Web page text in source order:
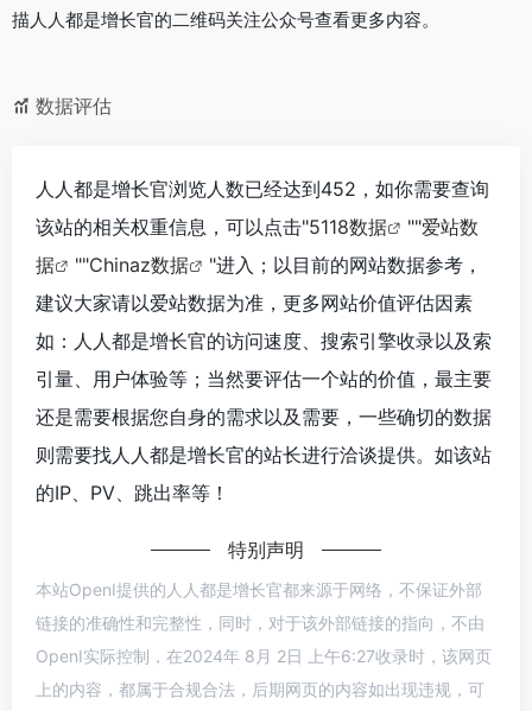
描人人都是增长官的二维码关注公众号查看更多内容。
数据评估
人人都是增长官浏览人数已经达到452，如你需要查询
该站的相关权重信息，可以点击"5118数据 ""爱站数
据
""Chinaz数据
"进入；以目前的网站数据参考，
建议大家请以爱站数据为准，更多网站价值评估因素
如：人人都是增长官的访问速度、搜索引擎收录以及索
引量、用户体验等；当然要评估一个站的价值，最主要
还是需要根据您自身的需求以及需要，一些确切的数据
则需要找人人都是增长官的站长进行洽谈提供。如该站
的IP、PV、跳出率等！
特别声明
本站OpenI提供的人人都是增长官都来源于网络，不保证外部
链接的准确性和完整性，同时，对于该外部链接的指向，不由
OpenI实际控制，在2024年 8月 2日 上午6:27收录时，该网页
上的内容，都属于合规合法，后期网页的内容如出现违规，可